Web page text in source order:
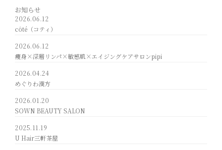
お知らせ
2026.06.12
côté（コティ）
2026.06.12
痩身×深層リンパ×敏感肌×エイジングケアサロンpipi
2026.04.24
めぐりわ漢方
2026.01.20
SOWN BEAUTY SALON
2025.11.19
U Hair三軒茶屋